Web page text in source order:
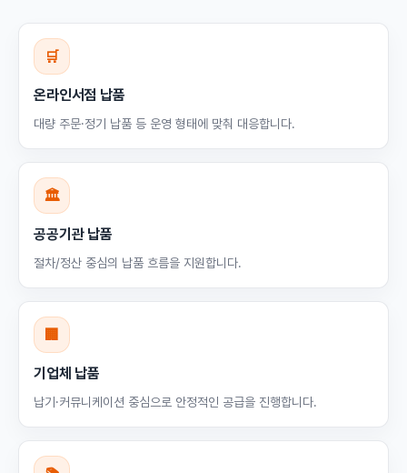
🛒
온라인서점 납품
대량 주문·정기 납품 등 운영 형태에 맞춰 대응합니다.
🏛
공공기관 납품
절차/정산 중심의 납품 흐름을 지원합니다.
🏢
기업체 납품
납기·커뮤니케이션 중심으로 안정적인 공급을 진행합니다.